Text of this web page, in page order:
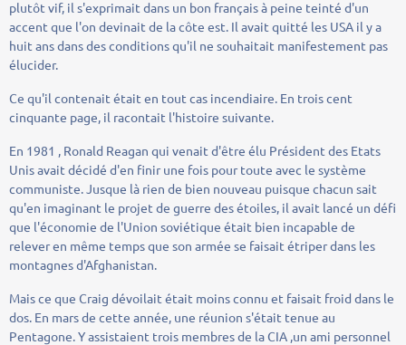
plutôt vif, il s'exprimait dans un bon français à peine teinté d'un
accent que l'on devinait de la côte est. Il avait quitté les USA il y a
huit ans dans des conditions qu'il ne souhaitait manifestement pas
élucider.
Ce qu'il contenait était en tout cas incendiaire. En trois cent
cinquante page, il racontait l'histoire suivante.
En 1981 , Ronald Reagan qui venait d'être élu Président des Etats
Unis avait décidé d'en finir une fois pour toute avec le système
communiste. Jusque là rien de bien nouveau puisque chacun sait
qu'en imaginant le projet de guerre des étoiles, il avait lancé un défi
que l'économie de l'Union soviétique était bien incapable de
relever en même temps que son armée se faisait étriper dans les
montagnes d'Afghanistan.
Mais ce que Craig dévoilait était moins connu et faisait froid dans le
dos. En mars de cette année, une réunion s'était tenue au
Pentagone. Y assistaient trois membres de la CIA ,un ami personnel